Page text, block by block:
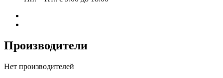
Производители
Нет производителей